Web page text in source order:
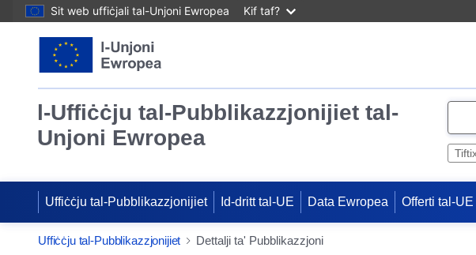
Sit web uffiċjali tal-Unjoni Ewropea Kif taf?
l-Uffiċċju tal-Pubblikazzjonijiet tal-
Unjoni Ewropea
e
Uffiċċju tal-Pubblikazzjonijiet Id-dritt tal-UE Data Ewropea Offerti tal-UE
Uffiċċju tal-Pubblikazzjonijiet Dettalji ta' Pubblikazzjoni